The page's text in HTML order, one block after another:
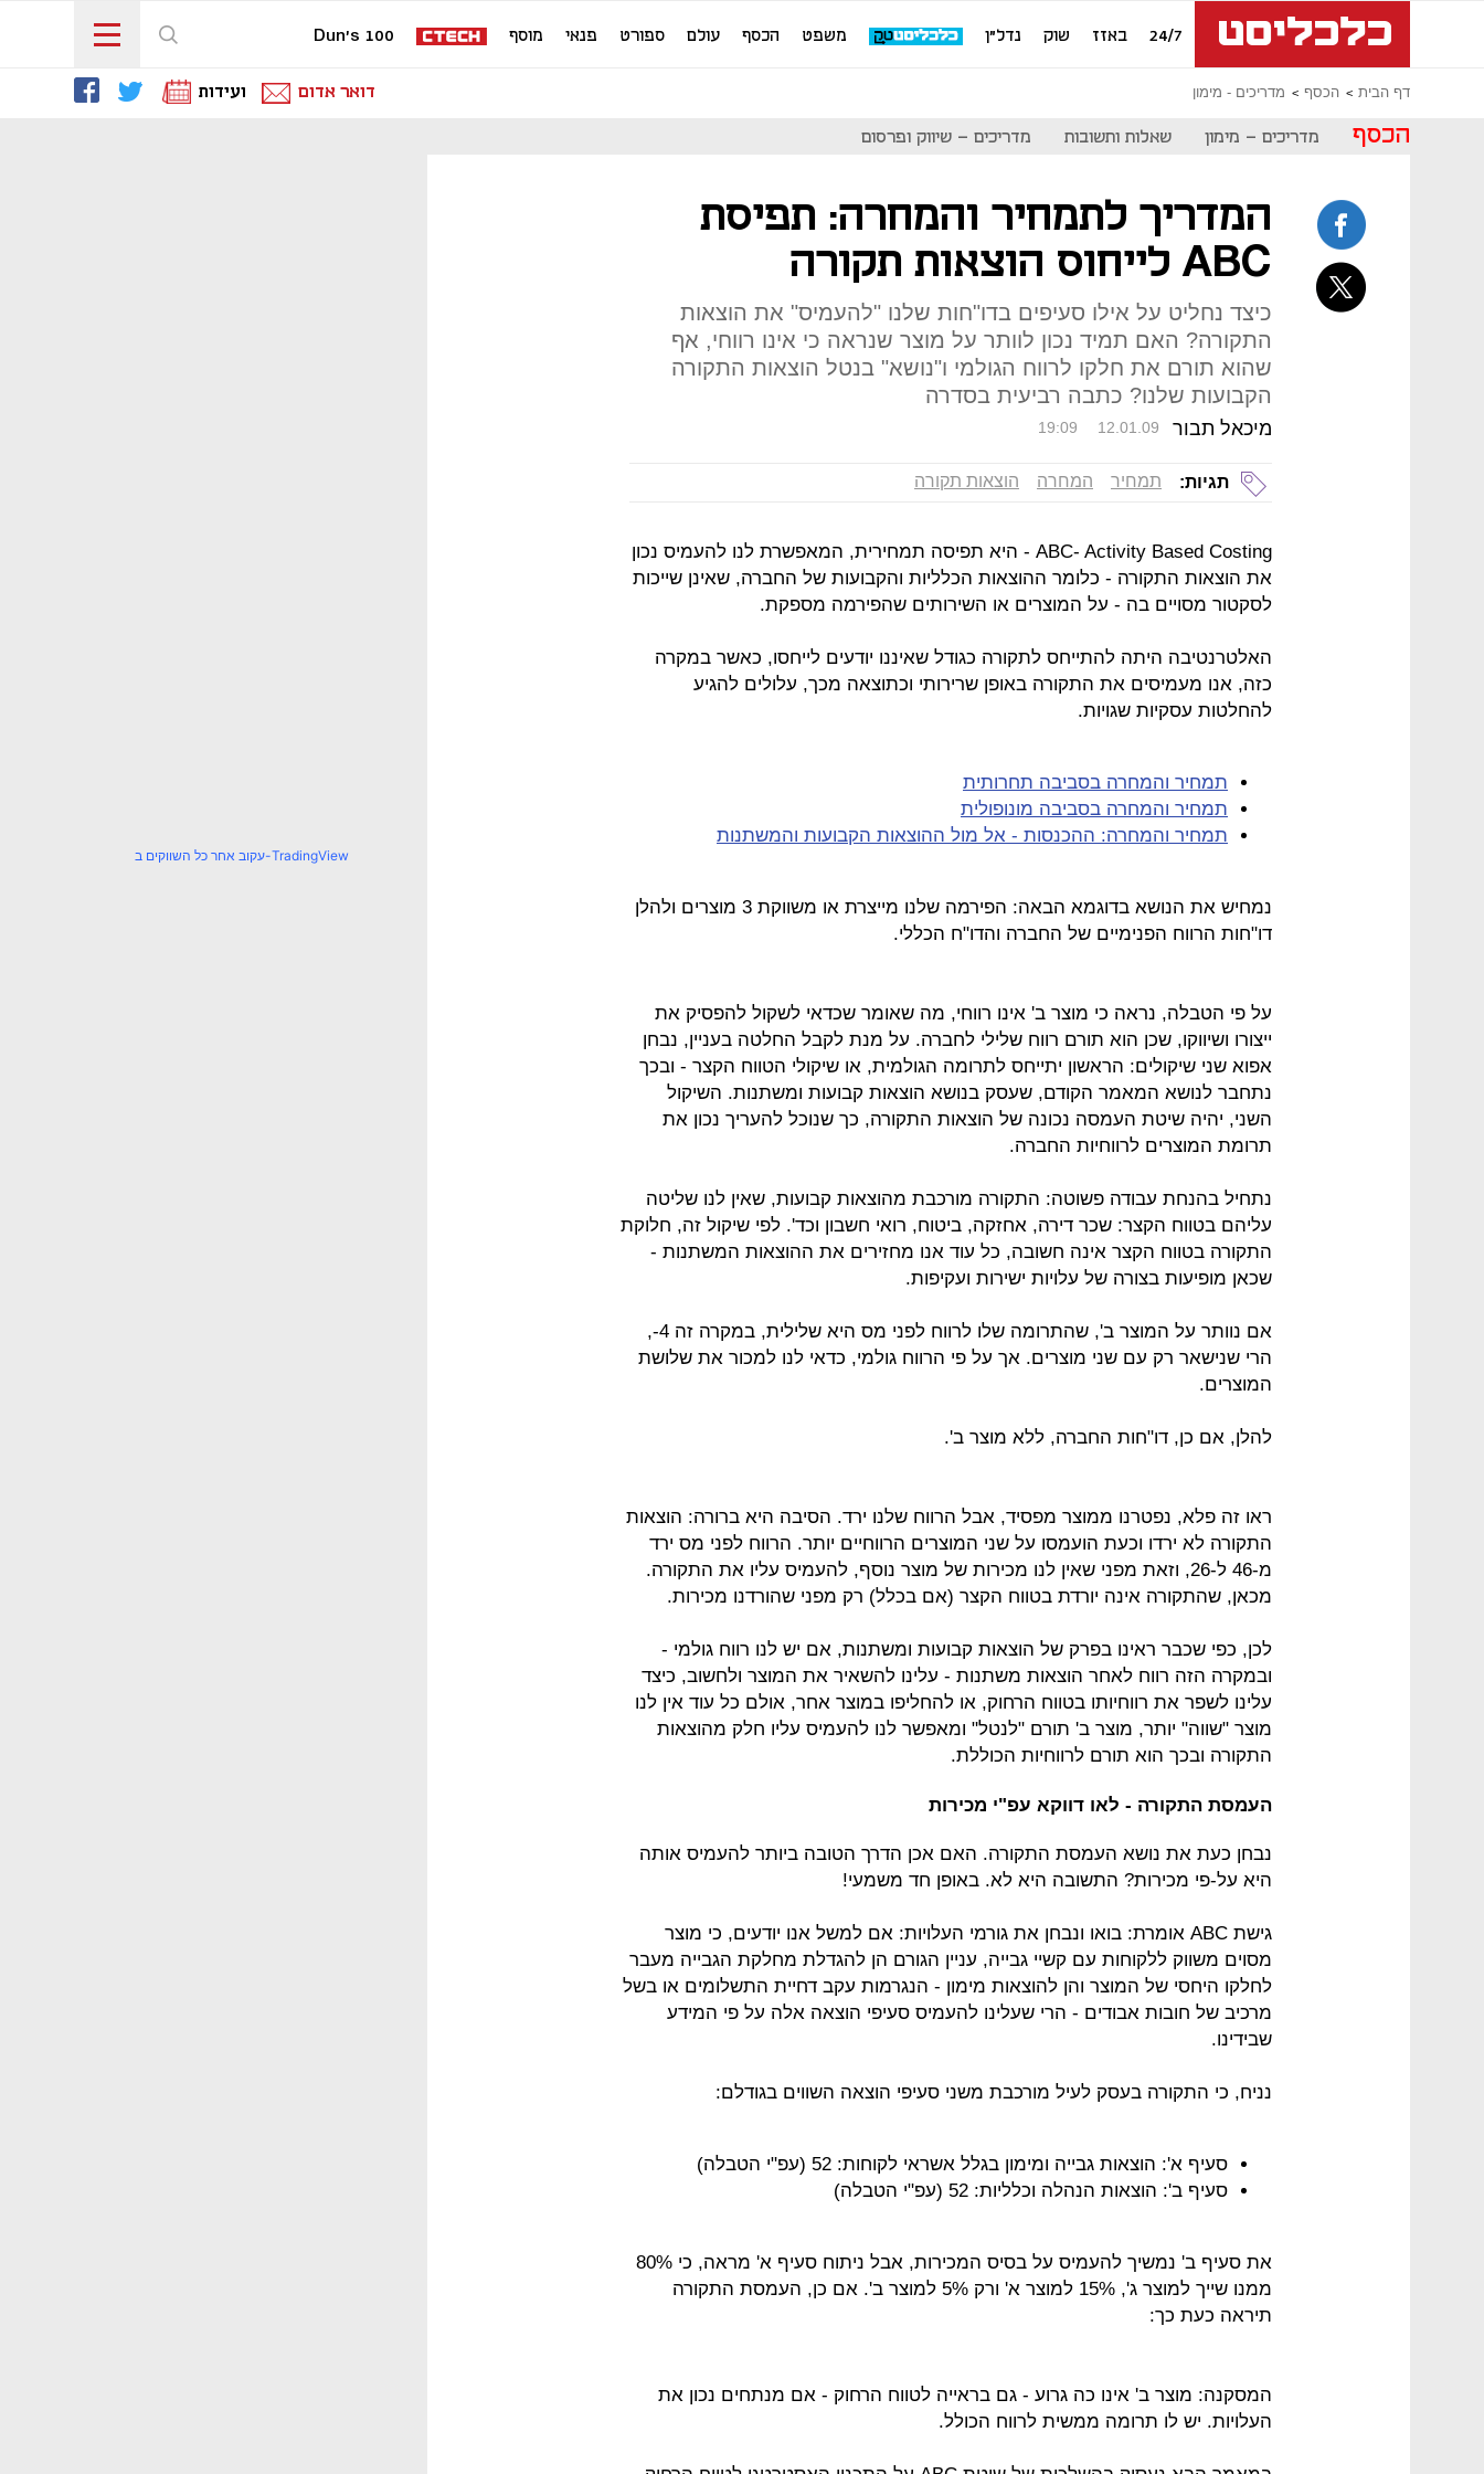
24/7 באזז שוק נדל"ן משפט הכסף עולם ספורט פנאי מוסף Dun's 100
דף הבית הכסף מדריכים - מימון דואר אדום ועידות
הכסף מדריכים - מימון שאלות ותשובות מדריכים - שיווק ופרסום
המדריך לתמחיר והמחרה: תפיסת
ABC לייחוס הוצאות תקורה
כיצד נחליט על אילו סעיפים בדו"חות שלנו "להעמיס" את הוצאות
התקורה? האם תמיד נכון לוותר על מוצר שנראה כי אינו רווחי, אף
שהוא תורם את חלקו לרווח הגולמי ו"נושא" בנטל הוצאות התקורה
הקבועות שלנו? כתבה רביעית בסדרה
מיכאל תבור 19:09 12.01.09
תגיות: תמחיר המחרה הוצאות תקורה
ABC- Activity Based Costing - היא תפיסה תמחירית, המאפשרת לנו להעמיס נכון
את הוצאות התקורה - כלומר ההוצאות הכלליות והקבועות של החברה, שאינן שייכות
לסקטור מסויים בה - על המוצרים או השירותים שהפירמה מספקת.
האלטרנטיבה היתה להתייחס לתקורה כגודל שאיננו יודעים לייחסו, כאשר במקרה
כזה, אנו מעמיסים את התקורה באופן שרירותי וכתוצאה מכך, עלולים להגיע
להחלטות עסקיות שגויות.
תמחיר והמחרה בסביבה תחרותית
תמחיר והמחרה בסביבה מונופולית
תמחיר והמחרה: ההכנסות - אל מול ההוצאות הקבועות והמשתנות
נמחיש את הנושא בדוגמא הבאה: הפירמה שלנו מייצרת או משווקת 3 מוצרים ולהלן
דו"חות הרווח הפנימיים של החברה והדו"ח הכללי.
על פי הטבלה, נראה כי מוצר ב' אינו רווחי, מה שאומר שכדאי לשקול להפסיק את
ייצורו ושיווקו, שכן הוא תורם רווח שלילי לחברה. על מנת לקבל החלטה בעניין, נבחן
אפוא שני שיקולים: הראשון יתייחס לתרומה הגולמית, או שיקולי הטווח הקצר - ובכך
נתחבר לנושא המאמר הקודם, שעסק בנושא הוצאות קבועות ומשתנות. השיקול
השני, יהיה שיטת העמסה נכונה של הוצאות התקורה, כך שנוכל להעריך נכון את
תרומת המוצרים לרווחיות החברה.
נתחיל בהנחת עבודה פשוטה: התקורה מורכבת מהוצאות קבועות, שאין לנו שליטה
עליהם בטווח הקצר: שכר דירה, אחזקה, ביטוח, רואי חשבון וכד'. לפי שיקול זה, חלוקת
התקורה בטווח הקצר אינה חשובה, כל עוד אנו מחזירים את ההוצאות המשתנות -
שכאן מופיעות בצורה של עלויות ישירות ועקיפות.
אם נוותר על המוצר ב', שהתרומה שלו לרווח לפני מס היא שלילית, במקרה זה 4-,
הרי שנישאר רק עם שני מוצרים. אך על פי הרווח גולמי, כדאי לנו למכור את שלושת
המוצרים.
להלן, אם כן, דו"חות החברה, ללא מוצר ב'.
ראו זה פלא, נפטרנו ממוצר מפסיד, אבל הרווח שלנו ירד. הסיבה היא ברורה: הוצאות
התקורה לא ירדו וכעת הועמסו על שני המוצרים הרווחיים יותר. הרווח לפני מס ירד
מ-46 ל-26, וזאת מפני שאין לנו מכירות של מוצר נוסף, להעמיס עליו את התקורה.
מכאן, שהתקורה אינה יורדת בטווח הקצר (אם בכלל) רק מפני שהורדנו מכירות.
לכן, כפי שכבר ראינו בפרק של הוצאות קבועות ומשתנות, אם יש לנו רווח גולמי -
ובמקרה הזה רווח לאחר הוצאות משתנות - עלינו להשאיר את המוצר ולחשוב, כיצד
עלינו לשפר את רווחיותו בטווח הרחוק, או להחליפו במוצר אחר, אולם כל עוד אין לנו
מוצר "שווה" יותר, מוצר ב' תורם "לנטל" ומאפשר לנו להעמיס עליו חלק מהוצאות
התקורה ובכך הוא תורם לרווחיות הכוללת.
העמסת התקורה - לאו דווקא עפ"י מכירות
נבחן כעת את נושא העמסת התקורה. האם אכן הדרך הטובה ביותר להעמיס אותה
היא על-פי מכירות? התשובה היא לא. באופן חד משמעי!
גישת ABC אומרת: בואו ונבחן את גורמי העלויות: אם למשל אנו יודעים, כי מוצר
מסוים משווק ללקוחות עם קשיי גבייה, עניין הגורם הן להגדלת מחלקת הגבייה מעבר
לחלקו היחסי של המוצר והן להוצאות מימון - הנגרמות עקב דחיית התשלומים או בשל
מרכיב של חובות אבודים - הרי שעלינו להעמיס סעיפי הוצאה אלה על פי המידע
שבידינו.
נניח, כי התקורה בעסק לעיל מורכבת משני סעיפי הוצאה השווים בגודלם:
סעיף א': הוצאות גבייה ומימון בגלל אשראי לקוחות: 52 (עפ"י הטבלה)
סעיף ב': הוצאות הנהלה וכלליות: 52 (עפ"י הטבלה)
את סעיף ב' נמשיך להעמיס על בסיס המכירות, אבל ניתוח סעיף א' מראה, כי 80%
ממנו שייך למוצר ג', 15% למוצר א' ורק 5% למוצר ב'. אם כן, העמסת התקורה
תיראה כעת כך:
המסקנה: מוצר ב' אינו כה גרוע - גם בראייה לטווח הרחוק - אם מנתחים נכון את
העלויות. יש לו תרומה ממשית לרווח הכולל.
עקוב אחר כל השווקים ב-TradingView